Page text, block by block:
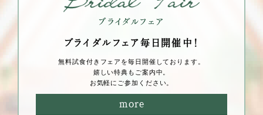
ブライダルフェア毎⽇開催中！
無料試⾷付きフェアを毎⽇開催しております。
嬉しい特典もご案内中。
お気軽にご参加ください。
more